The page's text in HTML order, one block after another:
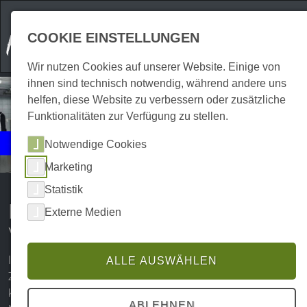
Events
Kulinarisches
Kulinarische Erlebnisse und
Veranstaltungen im Harz
In Sachen Kulinarik hat der Harz einiges zu bieten.
Zahlreiche Cafés, Bars, Kneipen und Restaurants zaubern
köstliche Gerichte und Harzer Spezialitäten, die Dir den
COOKIE EINSTELLUNGEN
Wir nutzen Cookies auf unserer Website. Einige von
ihnen sind technisch notwendig, während andere uns
helfen, diese Website zu verbessern oder zusätzliche
Funktionalitäten zur Verfügung zu stellen.
Notwendige Cookies
Marketing
Statistik
Externe Medien
ALLE AUSWÄHLEN